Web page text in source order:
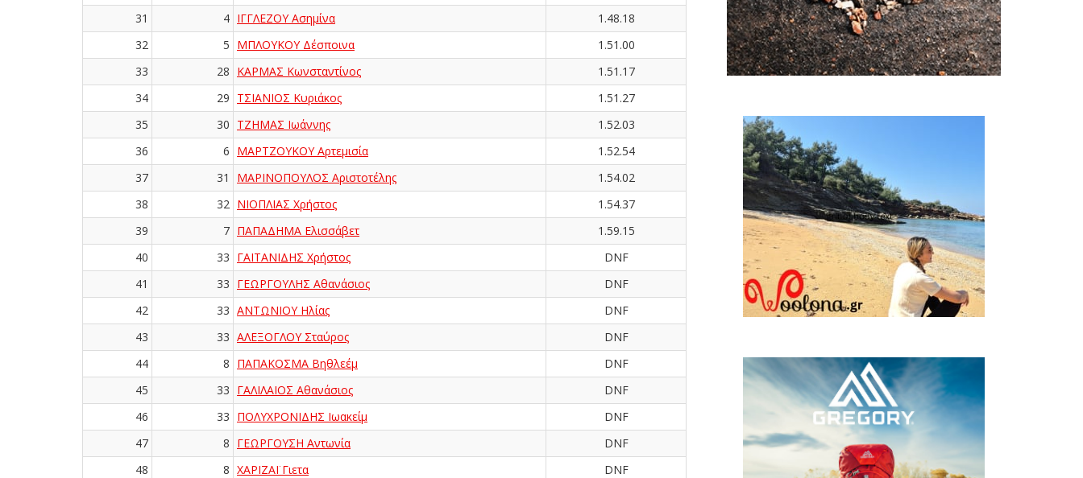
31
4 ΙΓΓΛΕΖΟΥ Ασημίνα
1.48.18
32
5 ΜΠΛΟΥΚΟΥ Δέσποινα
1.51.00
33
28 ΚΑΡΜΑΣ Κωνσταντίνος
1.51.17
34
29 ΤΣΙΑΝΙΟΣ Κυριάκος
1.51.27
35
30 ΤΖΗΜΑΣ Ιωάννης
1.52.03
36
6 ΜΑΡΤΖΟΥΚΟΥ Αρτεμισία
1.52.54
37
31 ΜΑΡΙΝΟΠΟΥΛΟΣ Αριστοτέλης
1.54.02
38
32 ΝΙΟΠΛΙΑΣ Χρήστος
1.54.37
39
7 ΠΑΠΑΔΗΜΑ Ελισσάβετ
1.59.15
40
33 ΓΑΪΤΑΝΙΔΗΣ Χρήστος
DNF
41
33 ΓΕΩΡΓΟΥΛΗΣ Αθανάσιος
DNF
42
33 ΑΝΤΩΝΙΟΥ Ηλίας
DNF
43
33 ΑΛΕΞΟΓΛΟΥ Σταύρος
DNF
44
8 ΠΑΠΑΚΟΣΜΑ Βηθλεέμ
DNF
45
33 ΓΑΛΙΛΑΙΟΣ Αθανάσιος
DNF
46
33 ΠΟΛΥΧΡΟΝΙΔΗΣ Ιωακείμ
DNF
47
8 ΓΕΩΡΓΟΥΣΗ Αντωνία
DNF
48
8 ΧΑΡΙΖΑΪ Γιετα
DNF